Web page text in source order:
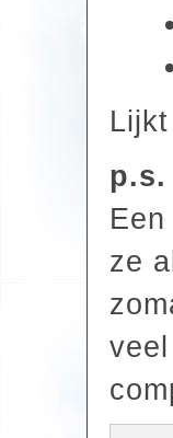
p.s.
ze